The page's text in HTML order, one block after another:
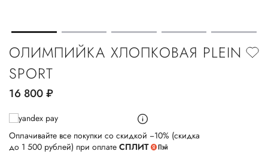
ОЛИМПИЙКА ХЛОПКОВАЯ PLEIN
SPORT
16 800руб.
Оплачивайте все покупки со скидкой −10% (скидка
до 1 500 рублей) при оплате СПЛИТ